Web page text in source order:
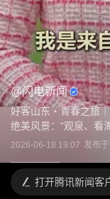
@闪电新闻
好客山东・青春之旅
绝美风景：“观泉、看
2026-06-18 19:07 发布于
打开腾讯新闻客